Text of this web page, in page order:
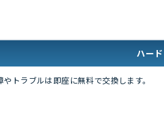
ハー
トラブルは即座に無料で交換します。